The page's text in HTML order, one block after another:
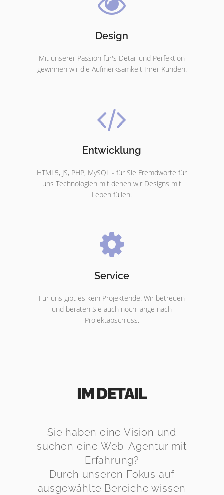
Design
Mit unserer Passion für's Detail und Perfektion
gewinnen wir die Aufmerksamkeit Ihrer Kunden.
Entwicklung
HTML5, JS, PHP, MySQL - für Sie Fremdworte für
uns Technologien mit denen wir Designs mit
Leben füllen.
Service
Für uns gibt es kein Projektende. Wir betreuen
und beraten Sie auch noch lange nach
Projektabschluss.
IM DETAIL
Sie haben eine Vision und
suchen eine Web-Agentur mit
Erfahrung?
Durch unseren Fokus auf
ausgewählte Bereiche wissen